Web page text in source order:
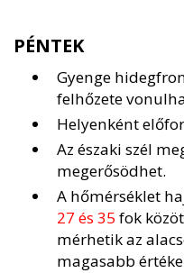
PÉNTEK
Gyenge
felhőzete
Helyenként
Az északi szél
megerősödhet.
A hőmérséklet
27 és 35 fok
mérhetik az
magasabb